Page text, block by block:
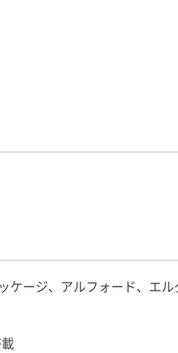
ケージ、アルフォード、エ